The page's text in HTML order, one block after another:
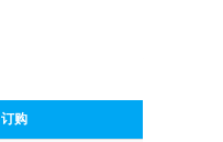
订购